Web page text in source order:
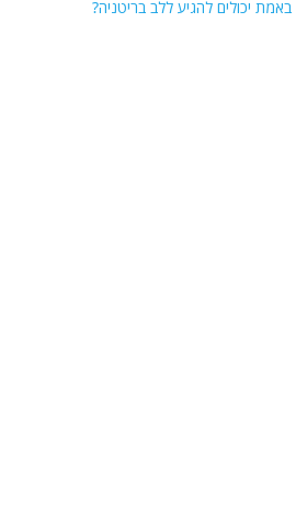
באמת יכולים להגיע ללב בריטניה?